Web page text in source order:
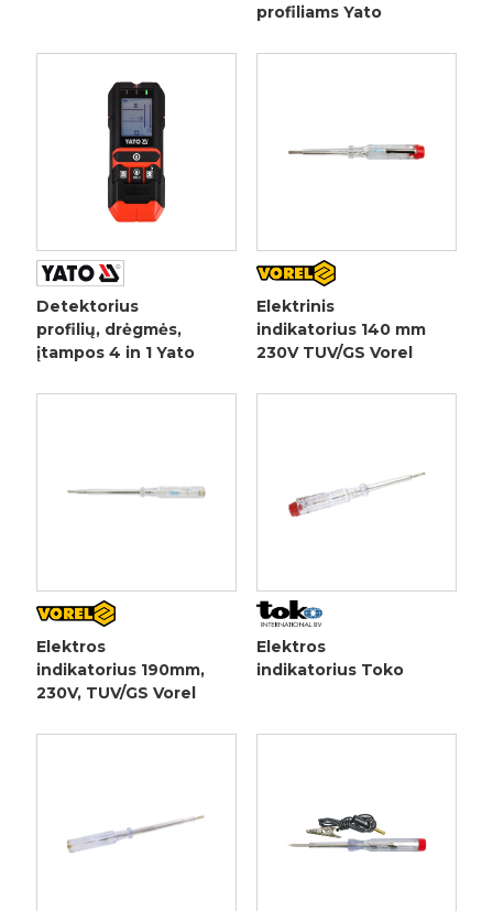
profiliams Yato
Detektorius
profilių, drėgmės,
įtampos 4 in 1 Yato
Elektrinis
indikatorius 140 mm
230V TUV/GS Vorel
Elektros
indikatorius 190mm,
230V, TUV/GS Vorel
Elektros
indikatorius Toko